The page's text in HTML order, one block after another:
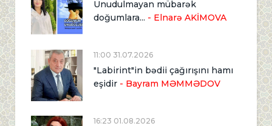
Unudulmayan mübarək
doğumlara... - Elnarə AKİMOVA
11:00 31.07.2026
"Labirint"in bədii çağırışını hamı
eşidir - Bayram MƏMMƏDOV
16:23 01.08.2026